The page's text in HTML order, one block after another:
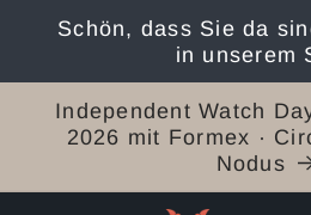
zum
Schön, dass Sie da
in unserem
Independent Watch
2026 mit Formex ·
Nodus